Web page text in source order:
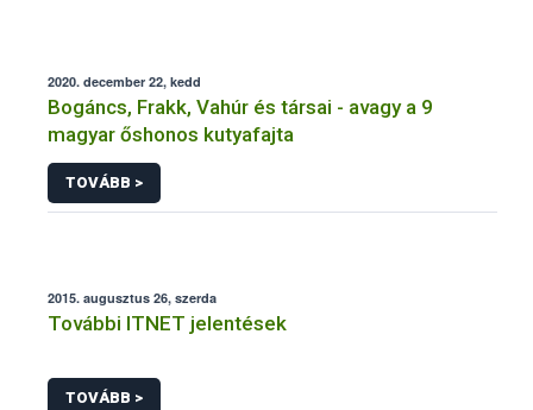
2020. december 22, kedd
Bogáncs, Frakk, Vahúr és társai - avagy a 9
magyar őshonos kutyafajta
TOVÁBB >
2015. augusztus 26, szerda
További ITNET jelentések
TOVÁBB >